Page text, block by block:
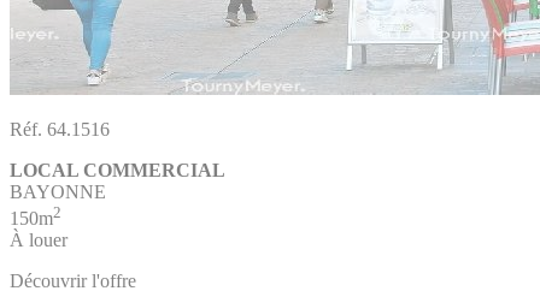
Réf. 64.1516
LOCAL COMMERCIAL
BAYONNE
150m2
À louer
Découvrir l'offre